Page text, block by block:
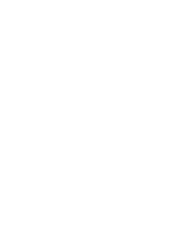
El segundo cuarto
anotaban e
pista. Fue el
de los grancanarios
encrespó
algunas decisiones
No salió de la mejor
para acercarse en